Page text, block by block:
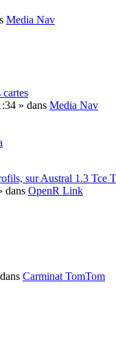
Media Nav
cartes
» dans Media Nav
sur Austral 1.3 Tce
dans OpenR Link
Carminat TomTom